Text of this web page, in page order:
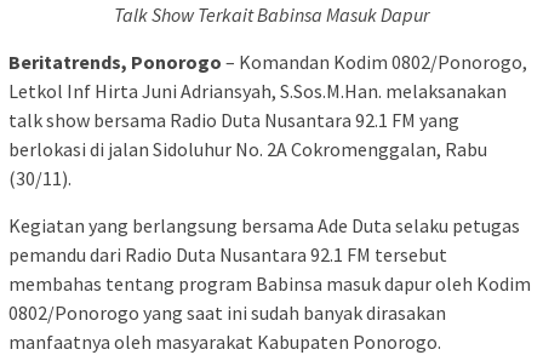
Talk Show Terkait Babinsa Masuk Dapur
Beritatrends, Ponorogo – Komandan Kodim 0802/Ponorogo,
Letkol Inf Hirta Juni Adriansyah, S.Sos.M.Han. melaksanakan
talk show bersama Radio Duta Nusantara 92.1 FM yang
berlokasi di jalan Sidoluhur No. 2A Cokromenggalan, Rabu
(30/11).
Kegiatan yang berlangsung bersama Ade Duta selaku petugas
pemandu dari Radio Duta Nusantara 92.1 FM tersebut
membahas tentang program Babinsa masuk dapur oleh Kodim
0802/Ponorogo yang saat ini sudah banyak dirasakan
manfaatnya oleh masyarakat Kabupaten Ponorogo.